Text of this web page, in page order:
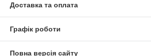
Доставка та оплата
Графік роботи
Повна версія сайту